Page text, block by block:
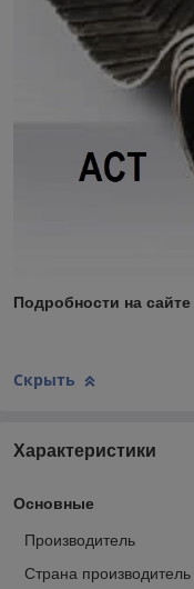
Подробности на сайте
Скрыть
Характеристики
Основные
Производитель
Страна производитель